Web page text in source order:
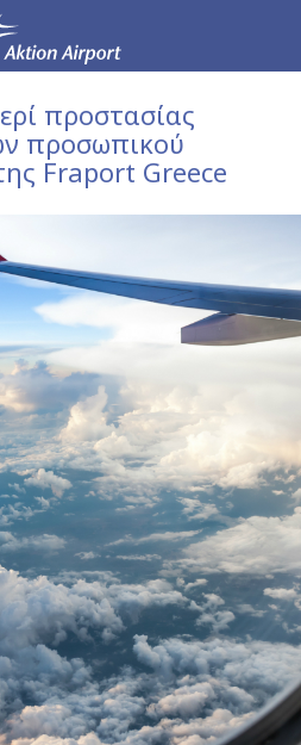
& Γεύση Υπηρεσίες
προστασίας
προσωπικού
Fraport Greece